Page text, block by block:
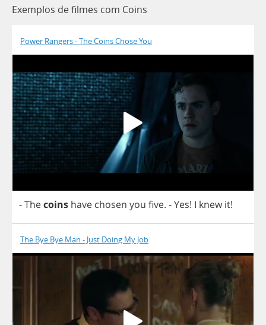
Exemplos de filmes com Coins
Power Rangers - The Coins Chose You
-Thecoins have chosen you five. -Yes! I knew it!
The Bye Bye Man - Just Doing My Job